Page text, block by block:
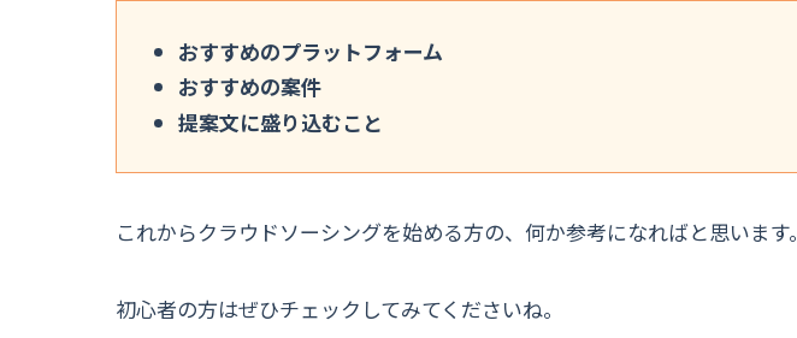
おすすめのプラットフォーム
おすすめの案件
提案文に盛り込むこと
これからクラウドソーシングを始める方の、何か参考になればと思います。
初心者の方はぜひチェックしてみてくださいね。